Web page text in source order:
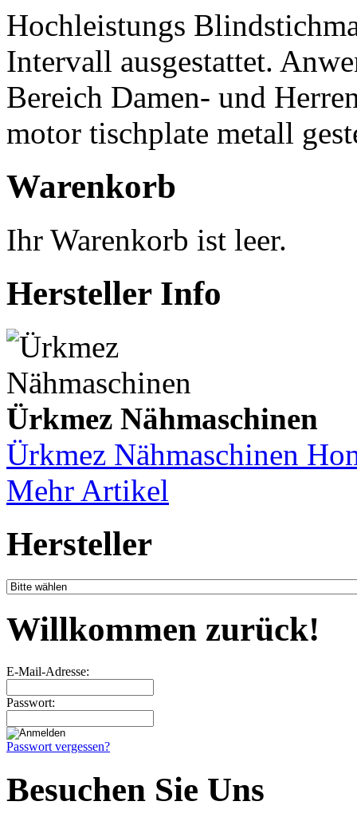
Hochleistungs
Intervall ausgestattet.
Bereich Damen- und
motor tischplate metall
Warenkorb
Ihr Warenkorb ist leer.
Hersteller Info
Ürkmez Nähmaschinen
Ürkmez Nähmaschinen
Mehr Artikel
Hersteller
Willkommen zurück!
E-Mail-Adresse:
Passwort:
Passwort vergessen?
Besuchen Sie Uns